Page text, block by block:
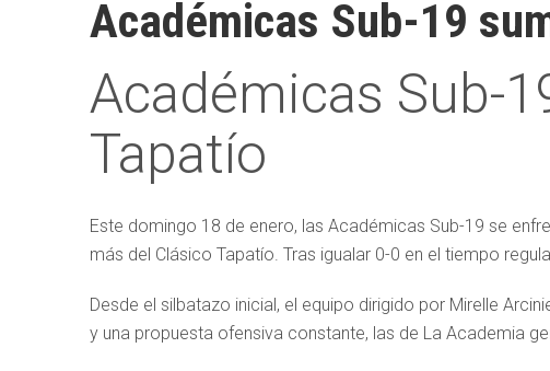
Académicas Sub-19
Académicas Sub-
Tapatío
Este domingo 18 de enero, las Académicas Sub-19 se
más del Clásico Tapatío. Tras igualar 0-0 en el tiempo
Desde el silbatazo inicial, el equipo dirigido por Mirelle
y una propuesta ofensiva constante, las de La Academia